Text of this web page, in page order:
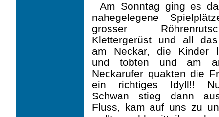
Am Sonntag ging es
nahegelegene
grosser
Kletter­gerüst und all
am Neckar, die Kinder
und tobten und am
Neckarufer quakten die
ein richtiges Idyll!!
Schwan stieg dann
Fluss, kam auf uns zu